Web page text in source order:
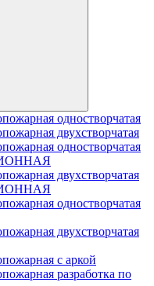
одностворчатая
двухстворчатая
одностворчатая
двухстворчатая
одностворчатая
двухстворчатая
с аркой
разработка по